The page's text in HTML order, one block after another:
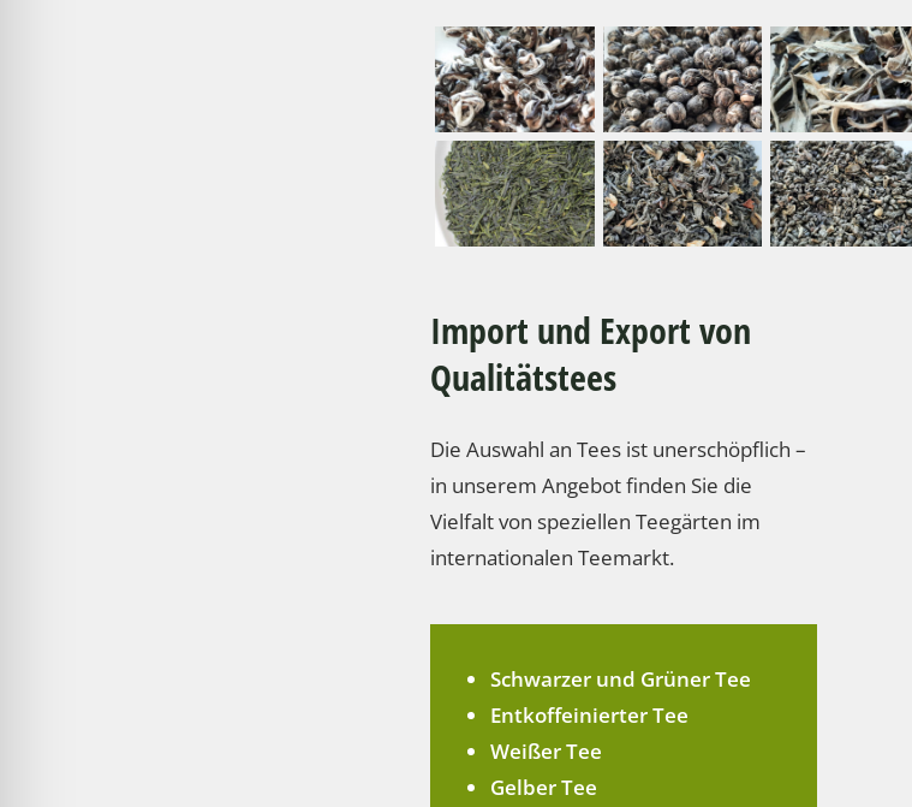
Import und Export von
Qualitätstees
Die Auswahl an Tees ist unerschöpflich –
in unserem Angebot finden Sie die
Vielfalt von speziellen Teegärten im
internationalen Teemarkt.
Schwarzer und Grüner Tee
Entkoffeinierter Tee
Weißer Tee
Gelber Tee